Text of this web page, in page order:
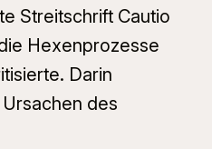
Streitschrift Cautio
Hexenprozesse
Darin
des